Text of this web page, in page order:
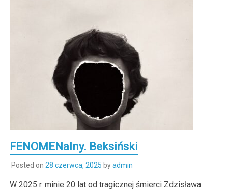
FENOMENalny. Beksiński
Posted on 28 czerwca, 2025 byadmin
W 2025 r. minie 20 lat od tragicznej śmierci Zdzisława